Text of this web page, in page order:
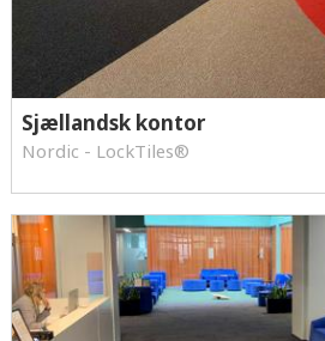
Sjællandsk kontor
Nordic - LockTiles®